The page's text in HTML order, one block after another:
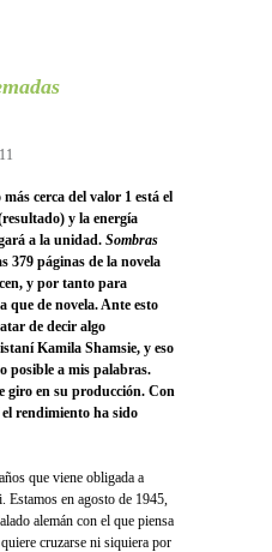
cerca del valor 1 está el
y la energía
a la unidad. Sombras
379 páginas de la novela
y por tanto para
que de novela. Ante esto
de decir algo
Kamila Shamsie, y eso
posible a mis palabras.
giro en su producción. Con
rendimiento ha sido
que viene obligada a
Estamos en agosto de 1945,
alemán con el que piensa
cruzarse ni siquiera por